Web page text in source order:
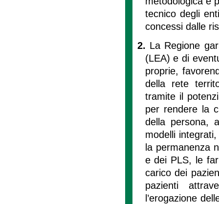
tecnico degli
concessi dalle
2. La Regione
(LEA) e di
proprie,
della rete
tramite il
per rendere la
della persona,
modelli
la permanenza
e dei PLS, le
carico dei
pazienti
l’erogazione